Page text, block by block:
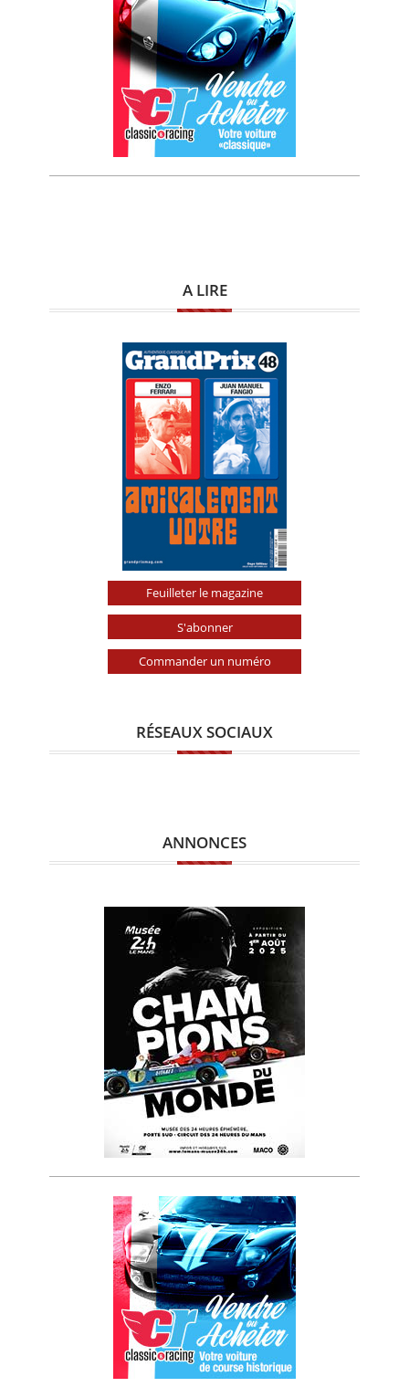
A LIRE
Feuilleter le magazine
S'abonner
Commander un numéro
RÉSEAUX SOCIAUX
ANNONCES